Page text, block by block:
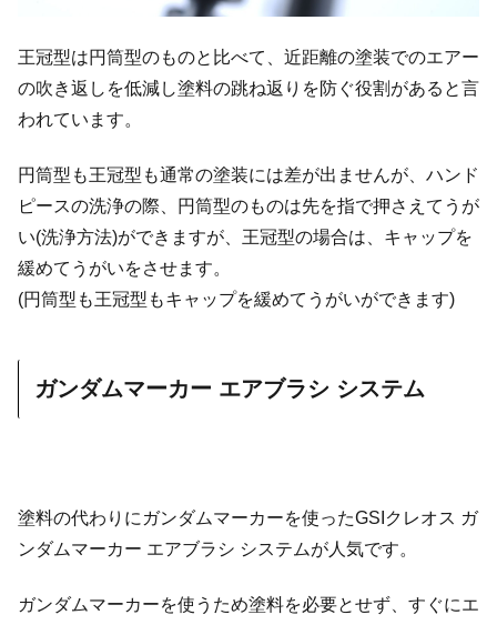
王冠型は円筒型のものと比べて、近距離の塗装でのエアー
の吹き返しを低減し塗料の跳ね返りを防ぐ役割があると言
われています。
円筒型も王冠型も通常の塗装には差が出ませんが、ハンド
ピースの洗浄の際、円筒型のものは先を指で押さえてうが
い(洗浄方法)ができますが、王冠型の場合は、キャップを
緩めてうがいをさせます。
(円筒型も王冠型もキャップを緩めてうがいができます)
ガンダムマーカー エアブラシ システム
塗料の代わりにガンダムマーカーを使ったGSIクレオス ガ
ンダムマーカー エアブラシ システムが人気です。
ガンダムマーカーを使うため塗料を必要とせず、すぐにエ